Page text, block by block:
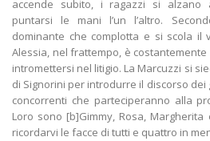
accende subito, i ragazzi si alzano
puntarsi le mani l’un l’altro.
dominante che complotta e si scola il
Alessia, nel frattempo, è
intromettersi nel litigio. La Marcuzzi si
di Signorini per introdurre il discorso
concorrenti che parteciperanno alla
Loro sono [b]Gimmy, Rosa,
ricordarvi le facce di tutti e quattro in